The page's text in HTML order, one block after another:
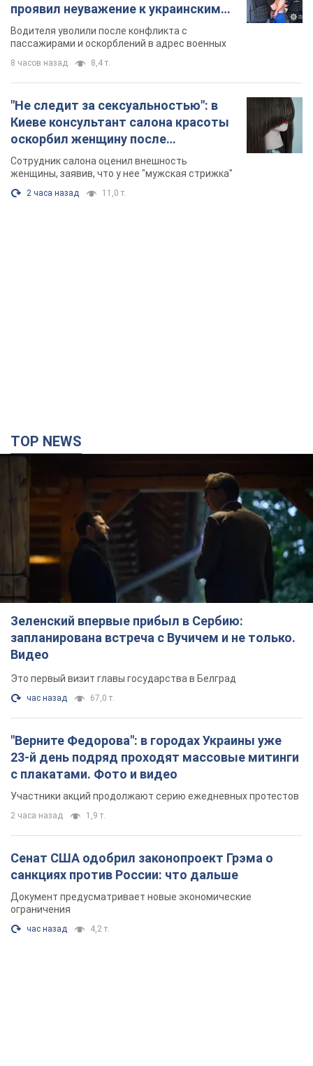
проявил неуважение к украинским
военным и поплатился за это.
Видео
Водителя уволили после конфликта с
пассажирами и оскорблений в адрес военных
8 часов назад 8,4 т.
"Не следит за сексуальностью": в
Киеве консультант салона красоты
оскорбил женщину после
химиотерапии, разгорелся скандал.
Фото
Сотрудник салона оценил внешность
женщины, заявив, что у нее "мужская стрижка"
2 часа назад 11,0 т.
TOP NEWS
Зеленский впервые прибыл в Сербию:
запланирована встреча с Вучичем и не только.
Видео
Это первый визит главы государства в Белград
час назад 67,0 т.
"Верните Федорова": в городах Украины уже
23-й день подряд проходят массовые митинги
с плакатами. Фото и видео
Участники акций продолжают серию ежедневных протестов
2 часа назад 1,9 т.
Сенат США одобрил законопроект Грэма о
санкциях против России: что дальше
Документ предусматривает новые экономические
ограничения
час назад 4,2 т.